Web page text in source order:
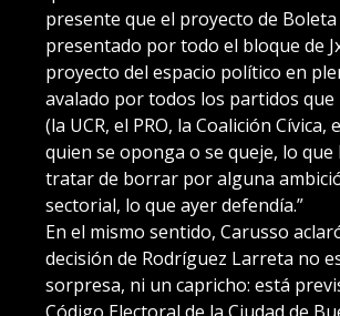
presente que el proyecto de
presentado por todo el bloque de
proyecto del espacio político en
avalado por todos los partidos que
(la UCR, el PRO, la Coalición Cívica,
quien se oponga o se queje, lo que
tratar de borrar por alguna
sectorial, lo que ayer defendía.”
En el mismo sentido, Carusso
decisión de Rodríguez Larreta no
sorpresa, ni un capricho: está